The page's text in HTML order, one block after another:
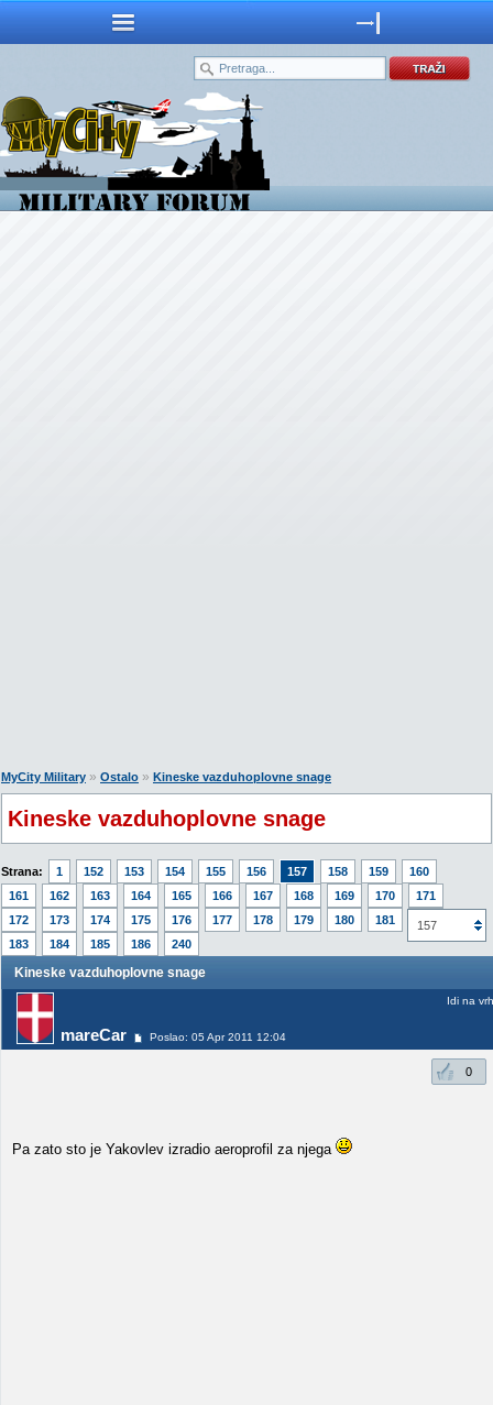
MyCity Military » Ostalo » Kineske vazduhoplovne snage
Kineske vazduhoplovne snage
Strana: 1 152 153 154 155 156 157 158 159
160
161
162 163 164 165 166 167 168 169 170
171
172
173 174 175 176 177 178 179 180 181
182
183
184 185 186 240
157
Kineske vazduhoplovne snage
mareCar Poslao: 05 Apr 2011 12:04
Idi na vrh
0
Pa zato sto je Yakovlev izradio aeroprofil za njega